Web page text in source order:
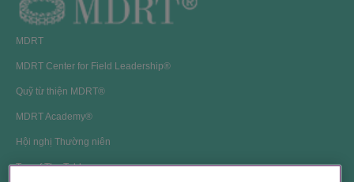
MDRT
MDRT Center for Field Leadership®
Quỹ từ thiện MDRT®
MDRT Academy®
Hội nghị Thường niên
Top of The Table